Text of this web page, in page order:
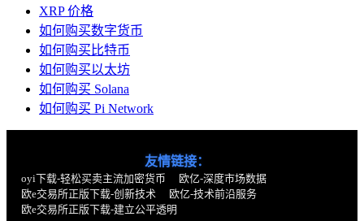
XRP 价格
如何购买数字货币
如何购买比特币
如何购买以太坊
如何购买 Solana
如何购买 Pi Network
友情链接：
oyi下载-轻松买卖主流加密货币
欧亿-深度市场数据
欧e交易所正版下载-创新技术
欧亿-技术前沿服务
欧e交易所正版下载-建立公平透明